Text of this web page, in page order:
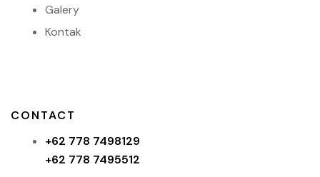
Galery
Kontak
CONTACT
+62 778 7498129
+62 778 7495512